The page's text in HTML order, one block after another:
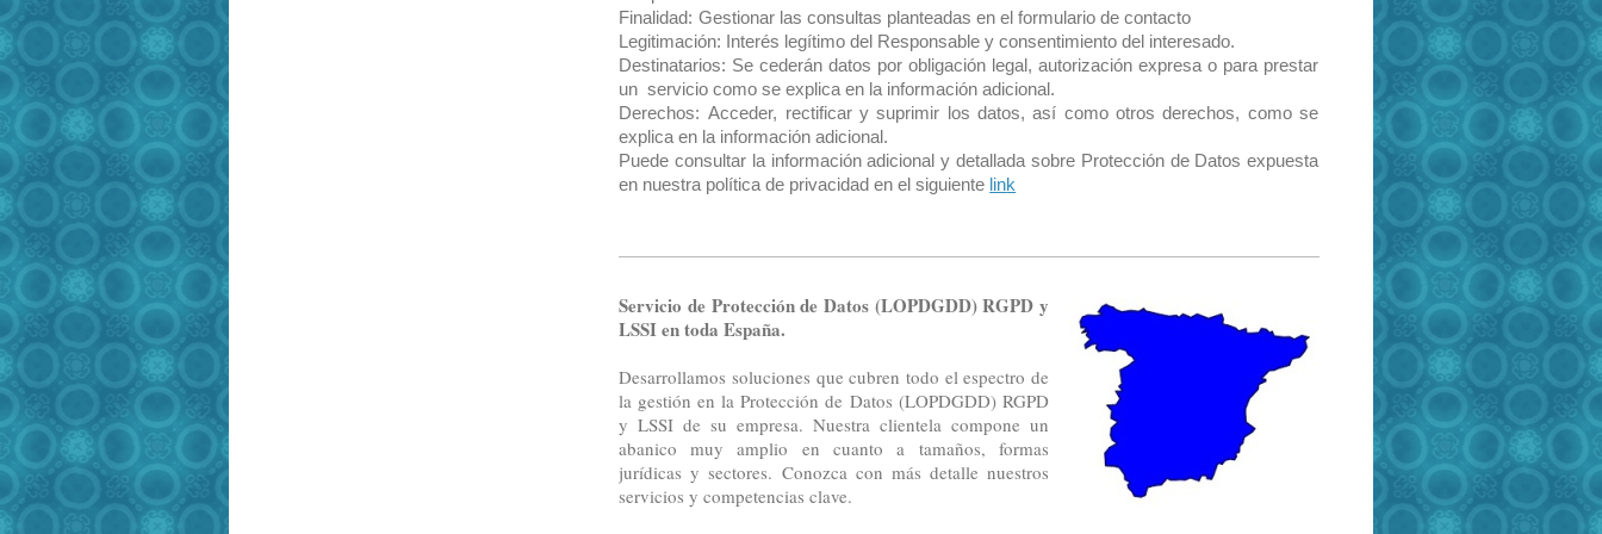
Finalidad: Gestionar las consultas planteadas en el formulario de contacto
Legitimación: Interés legítimo del Responsable y consentimiento del interesado.
Destinatarios: Se cederán datos por obligación legal, autorización expresa o para prestar
un servicio como se explica en la información adicional.
Derechos: Acceder, rectificar y suprimir los datos, así como otros derechos, como se
explica en la información adicional.
Puede consultar la información adicional y detallada sobre Protección de Datos expuesta
en nuestra política de privacidad en el siguiente link
Servicio de Protección de Datos (LOPDGDD) RGPD y
LSSI en toda España.
Desarrollamos soluciones que cubren todo el espectro de
la gestión en la Protección de Datos (LOPDGDD) RGPD
y LSSI de su empresa. Nuestra clientela compone un
abanico muy amplio en cuanto a tamaños, formas
jurídicas y sectores. Conozca con más detalle nuestros
servicios y competencias clave.